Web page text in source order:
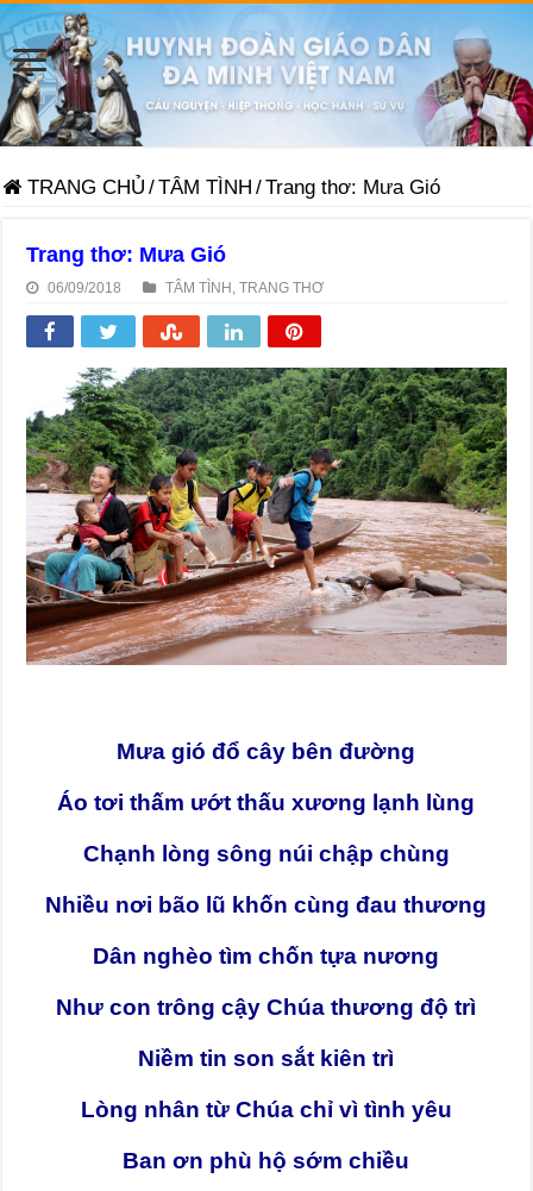
TRANG CHỦ /TÂM TÌNH /Trang thơ: Mưa Gió
Trang thơ: Mưa Gió
06/09/2018 TÂM TÌNH ,TRANG THƠ
Mưa gió đổ cây bên đường
Áo tơi thấm ướt thấu xương lạnh lùng
Chạnh lòng sông núi chập chùng
Nhiều nơi bão lũ khốn cùng đau thương
Dân nghèo tìm chốn tựa nương
Như con trông cậy Chúa thương độ trì
Niềm tin son sắt kiên trì
Lòng nhân từ Chúa chỉ vì tình yêu
Ban ơn phù hộ sớm chiều